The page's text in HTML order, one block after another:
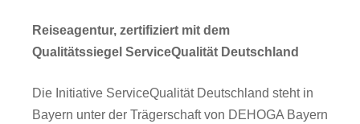
Reiseagentur, zertifiziert mit dem
Qualitätssiegel ServiceQualität Deutschland
Die Initiative ServiceQualität Deutschland steht in
Bayern unter der Trägerschaft von DEHOGA Bayern